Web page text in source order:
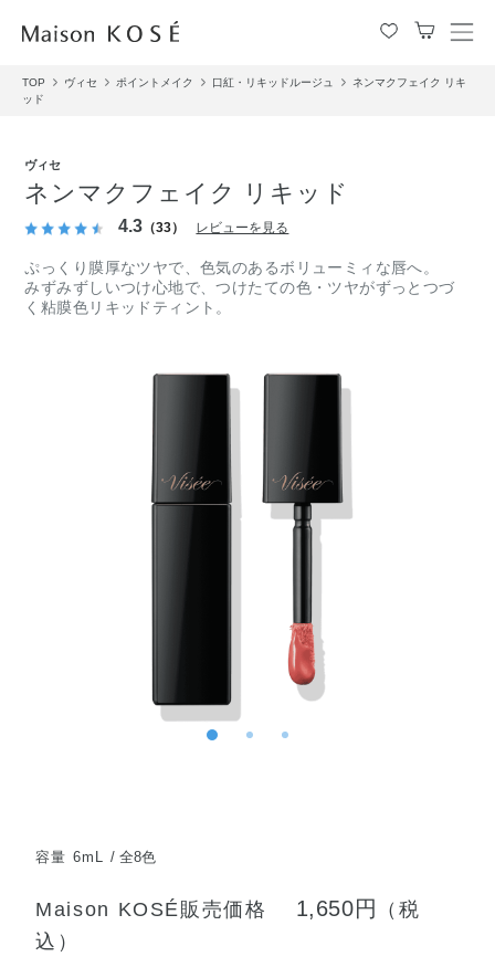
メ
ュ
TOP ヴィセ ポイントメイク 口紅・リキッドルージュ
ネンマクフェイク リキ
ッド
ヴィセ
ネンマクフェイク リキッド
4.3 （33） レビューを見る
ぷっくり膜厚なツヤで、色気のあるボリューミィな唇へ。
みずみずしいつけ心地で、つけたての色・ツヤがずっとつづ
く粘膜色リキッドティント。
容量 6mL 全8色
Maison KOSÉ販売価格 1,650円
（税
込）